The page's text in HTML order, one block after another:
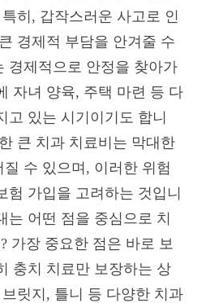
히, 갑작스러운 사고로 인
경제적 부담을 안겨줄 수
경제적으로 안정을 찾아가
자녀 양육, 주택 마련 등 다
고 있는 시기이기도 합니
큰 치과 치료비는 막대한
수 있으며, 이러한 위험
험 가입을 고려하는 것입니
는 어떤 점을 중심으로 치
가장 중요한 점은 바로 보
충치 치료만 보장하는 상
릿지, 틀니 등 다양한 치과